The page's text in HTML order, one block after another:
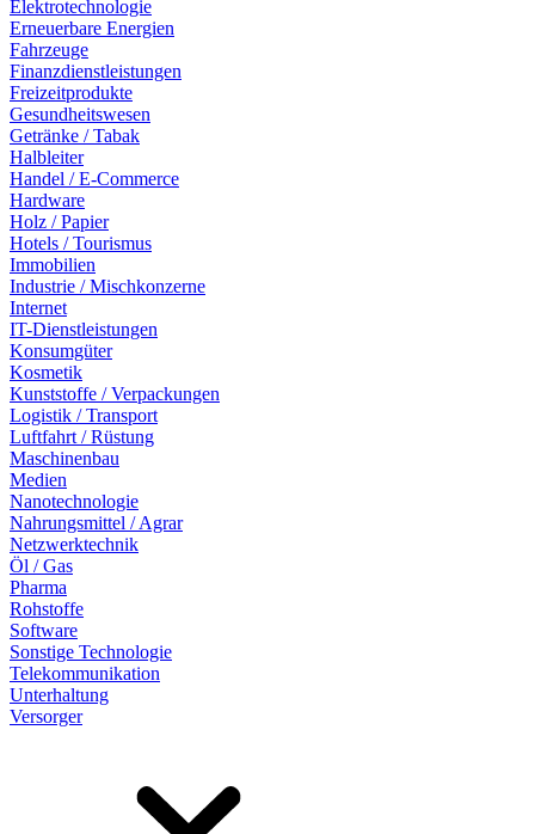
Elektrotechnologie
Erneuerbare Energien
Fahrzeuge
Finanzdienstleistungen
Freizeitprodukte
Gesundheitswesen
Getränke / Tabak
Halbleiter
Handel / E-Commerce
Hardware
Holz / Papier
Hotels / Tourismus
Immobilien
Industrie / Mischkonzerne
Internet
IT-Dienstleistungen
Konsumgüter
Kosmetik
Kunststoffe / Verpackungen
Logistik / Transport
Luftfahrt / Rüstung
Maschinenbau
Medien
Nanotechnologie
Nahrungsmittel / Agrar
Netzwerktechnik
Öl / Gas
Pharma
Rohstoffe
Software
Sonstige Technologie
Telekommunikation
Unterhaltung
Versorger